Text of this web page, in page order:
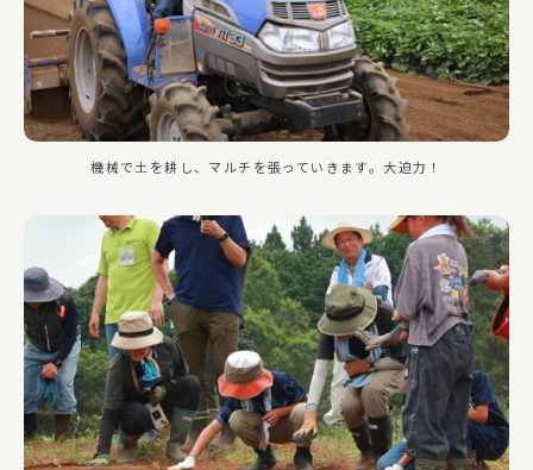
機械で土を耕し、マルチを張っていきます。大迫力！